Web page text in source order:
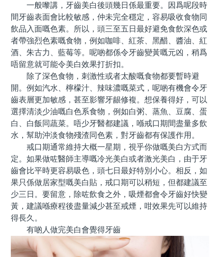
一般嚟講，牙齒美白後頭幾日係最重要。因爲呢段時
間牙齒表面會比較敏感，仲未完全穩定，容易吸收食物同
飲品入面嘅色素。所以，頭三至五日最好避免食飲深色或
者帶強烈色素嘅食物，例如咖啡、紅茶、黑醋、醬油、紅
酒、朱古力、藍莓等。呢啲都係令牙齒變黃嘅元凶，稍爲
唔留意就可能令美白效果打折扣。
除了深色食物，刺激性或者太酸嘅食物都要暫時避
開。例如汽水、檸檬汁、辣味濃嘅菜式，呢啲有機會令牙
齒表層更加敏感，甚至影響牙龈修複。想保養得好，可以
選擇清淡少油嘅白色系食物，例如白粥、蒸魚、豆腐、蛋
白、白飯同蔬菜。唔少牙醫都建議，喺戒口期間盡量多飲
水，幫助沖淡食物殘渣同色素，對牙齒都有保護作用。
戒口期通常維持大概一星期，視乎你做嘅美白方式而
定。如果做咗醫師主導嘅冷光美白或者激光美白，由于牙
齒會比平時更容易吸色，頭七日最好特別小心。相反，如
果只係做居家型嘅美白貼，戒口期可以稍短，但都建議至
少三日。要留意，除咗飲食之外，吸煙都會令牙齒好快變
黃，建議喺療程後盡量減少甚至戒煙，咁效果先可以維持
得長久。
有啲人做完美白會覺得牙齒